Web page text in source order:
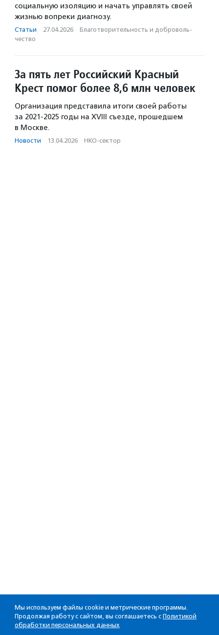
социальную изоляцию и начать управлять своей
жизнью вопреки диагнозу.
Статьи · 27.04.2026 · Благотвори­тель­ность и доброволь­
чест­во
За пять лет Российский Красный
Крест помог более 8,6 млн человек
Организация представила итоги своей работы
за 2021-2025 годы на XVIII съезде, прошедшем
в Москве.
Новости · 13.04.2026 · НКО-сектор
Мы используем файлы cookie и метрические программы.
Продолжая работу с сайтом, вы соглашаетесь с Политикой
обработки персональных данных